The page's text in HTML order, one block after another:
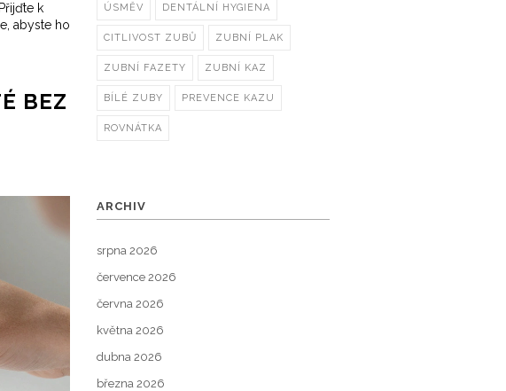
k
abyste ho
BEZ
ÚSMĚV DENTÁLNÍ HYGIENA
CITLIVOST ZUBŮ ZUBNÍ PLAK
ZUBNÍ FAZETY ZUBNÍ KAZ
BÍLÉ ZUBY PREVENCE KAZU
ROVNÁTKA
ARCHIV
srpna 2026
července 2026
června 2026
května 2026
dubna 2026
března 2026